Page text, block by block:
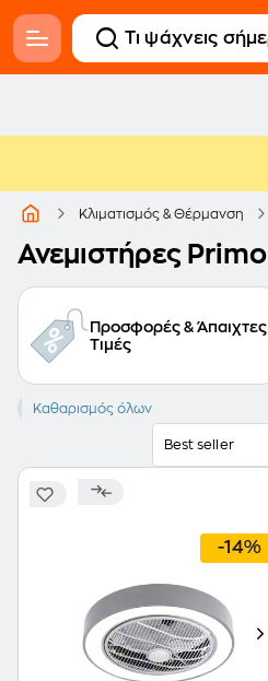
Κλιματισμός & Θέρμανση
Ανεμιστήρες Primo
Προσφορές & Άπαιχτες
Τιμές
PRIMO
Καθαρισμός όλων
Best seller
-14%